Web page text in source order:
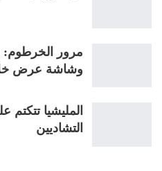
وشاشة عرض
المليشيا
التشاديين